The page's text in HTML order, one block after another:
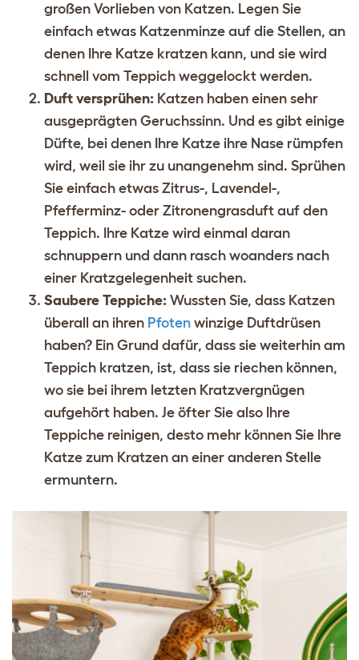
großen Vorlieben von Katzen. Legen Sie
einfach etwas Katzenminze auf die Stellen, an
denen Ihre Katze kratzen kann, und sie wird
schnell vom Teppich weggelockt werden.
Duft versprühen: Katzen haben einen sehr
ausgeprägten Geruchssinn. Und es gibt einige
Düfte, bei denen Ihre Katze ihre Nase rümpfen
wird, weil sie ihr zu unangenehm sind. Sprühen
Sie einfach etwas Zitrus-, Lavendel-,
Pfefferminz- oder Zitronengrasduft auf den
Teppich. Ihre Katze wird einmal daran
schnuppern und dann rasch woanders nach
einer Kratzgelegenheit suchen.
Saubere Teppiche: Wussten Sie, dass Katzen
überall an ihren Pfoten winzige Duftdrüsen
haben? Ein Grund dafür, dass sie weiterhin am
Teppich kratzen, ist, dass sie riechen können,
wo sie bei ihrem letzten Kratzvergnügen
aufgehört haben. Je öfter Sie also Ihre
Teppiche reinigen, desto mehr können Sie Ihre
Katze zum Kratzen an einer anderen Stelle
ermuntern.